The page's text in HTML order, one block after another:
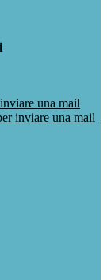
una mail
inviare una mail